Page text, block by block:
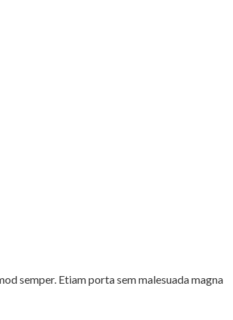
semper. Etiam porta sem malesuada magna